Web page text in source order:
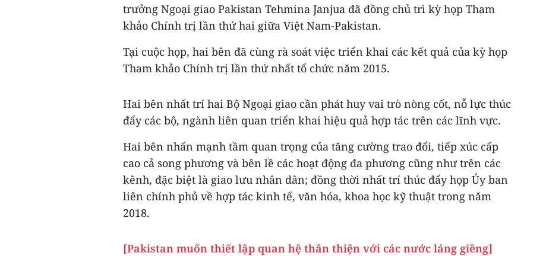
trưởng Ngoại giao Pakistan Tehmina Janjua đã đồng chủ trì kỳ họp Tham
khảo Chính trị lần thứ hai giữa Việt Nam-Pakistan.
Tại cuộc họp, hai bên đã cùng rà soát việc triển khai các kết quả của kỳ họp
Tham khảo Chính trị lần thứ nhất tổ chức năm 2015.
Hai bên nhất trí hai Bộ Ngoại giao cần phát huy vai trò nòng cốt, nỗ lực thúc
đẩy các bộ, ngành liên quan triển khai hiệu quả hợp tác trên các lĩnh vực.
Hai bên nhấn mạnh tầm quan trọng của tăng cường trao đổi, tiếp xúc cấp
cao cả song phương và bên lề các hoạt động đa phương cũng như trên các
kênh, đặc biệt là giao lưu nhân dân; đồng thời nhất trí thúc đẩy họp Ủy ban
liên chính phủ về hợp tác kinh tế, văn hóa, khoa học kỹ thuật trong năm
2018.
[Pakistan muốn thiết lập quan hệ thân thiện với các nước láng giềng]